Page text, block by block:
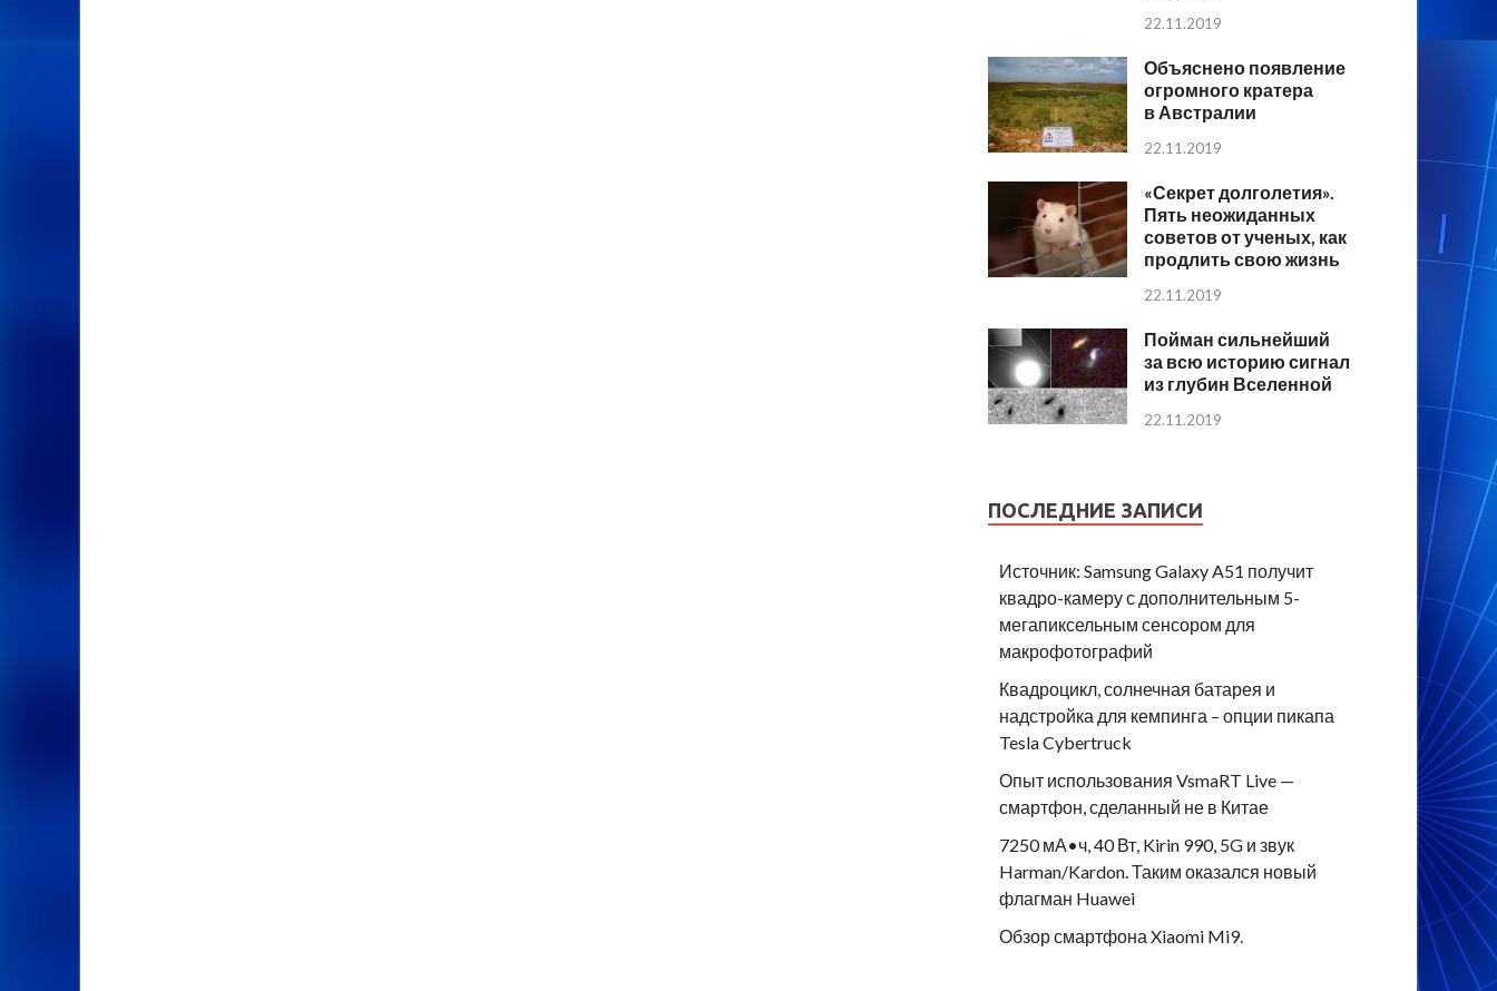
22.11.2019
Объяснено появление
огромного кратера
в Австралии
22.11.2019
«Секрет долголетия».
Пять неожиданных
советов от ученых, как
продлить свою жизнь
22.11.2019
Пойман сильнейший
за всю историю сигнал
из глубин Вселенной
22.11.2019
ПОСЛЕДНИЕ ЗАПИСИ
Источник: Samsung Galaxy A51 получит
квадро-камеру с дополнительным 5-
мегапиксельным сенсором для
макрофотографий
Квадроцикл, солнечная батарея и
надстройка для кемпинга – опции пикапа
Tesla Cybertruck
Опыт использования VsmaRT Live —
смартфон, сделанный не в Китае
7250 мА•ч, 40 Вт, Kirin 990, 5G и звук
Harman/Kardon. Таким оказался новый
флагман Huawei
Обзор смартфона Xiaomi Mi9.